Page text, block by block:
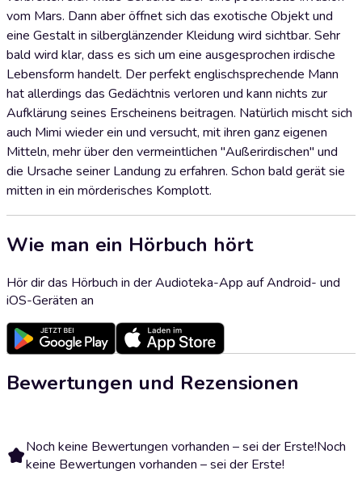
vom Mars. Dann aber öffnet sich das exotische Objekt und
eine Gestalt in silberglänzender Kleidung wird sichtbar. Sehr
bald wird klar, dass es sich um eine ausgesprochen irdische
Lebensform handelt. Der perfekt englischsprechende Mann
hat allerdings das Gedächtnis verloren und kann nichts zur
Aufklärung seines Erscheinens beitragen. Natürlich mischt sich
auch Mimi wieder ein und versucht, mit ihren ganz eigenen
Mitteln, mehr über den vermeintlichen "Außerirdischen" und
die Ursache seiner Landung zu erfahren. Schon bald gerät sie
mitten in ein mörderisches Komplott.
Wie man ein Hörbuch hört
Hör dir das Hörbuch in der Audioteka-App auf Android- und
iOS-Geräten an
Bewertungen und Rezensionen
Noch keine Bewertungen vorhanden – sei der Erste!Noch
keine Bewertungen vorhanden – sei der Erste!